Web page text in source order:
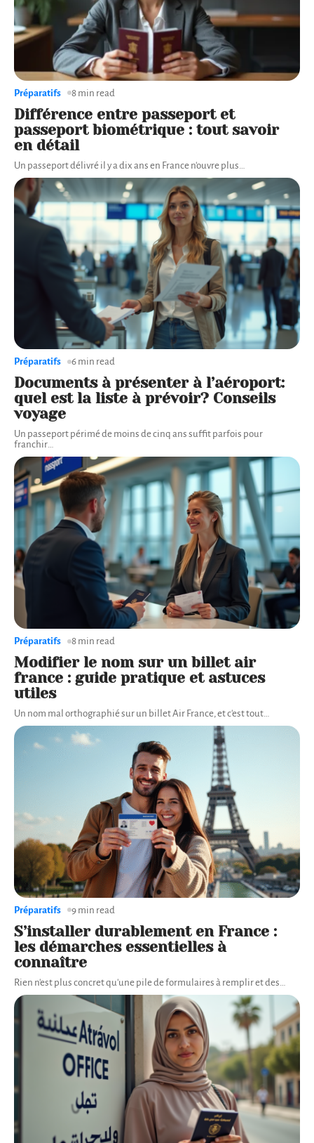
Différence entre passeport et
passeport biométrique : tout savoir
en détail
Un passeport délivré il y a dix ans en France n'ouvre plus
Préparatifs 8 min read
Documents à présenter à l’aéroport:
quel est la liste à prévoir? Conseils
voyage
Un passeport périmé de moins de cinq ans suffit parfois pour
franchir…
Préparatifs 6 min read
Modifier le nom sur un billet air
france : guide pratique et astuces
utiles
Un nom mal orthographié sur un billet Air France, et c'est tout…
Préparatifs 8 min read
S’installer durablement en France :
les démarches essentielles à
connaître
Rien n'est plus concret qu'une pile de formulaires à remplir et des
Préparatifs 9 min read